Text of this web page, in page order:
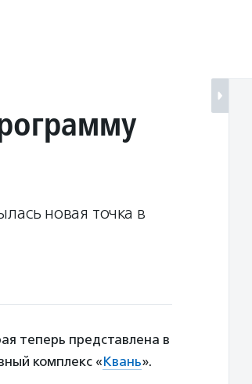
новая точка в
теперь представлена в
комплекс «Квань».